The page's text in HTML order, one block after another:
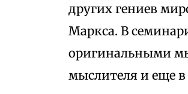
других гениев
Маркса. В
оригинальными
мыслителя и еще